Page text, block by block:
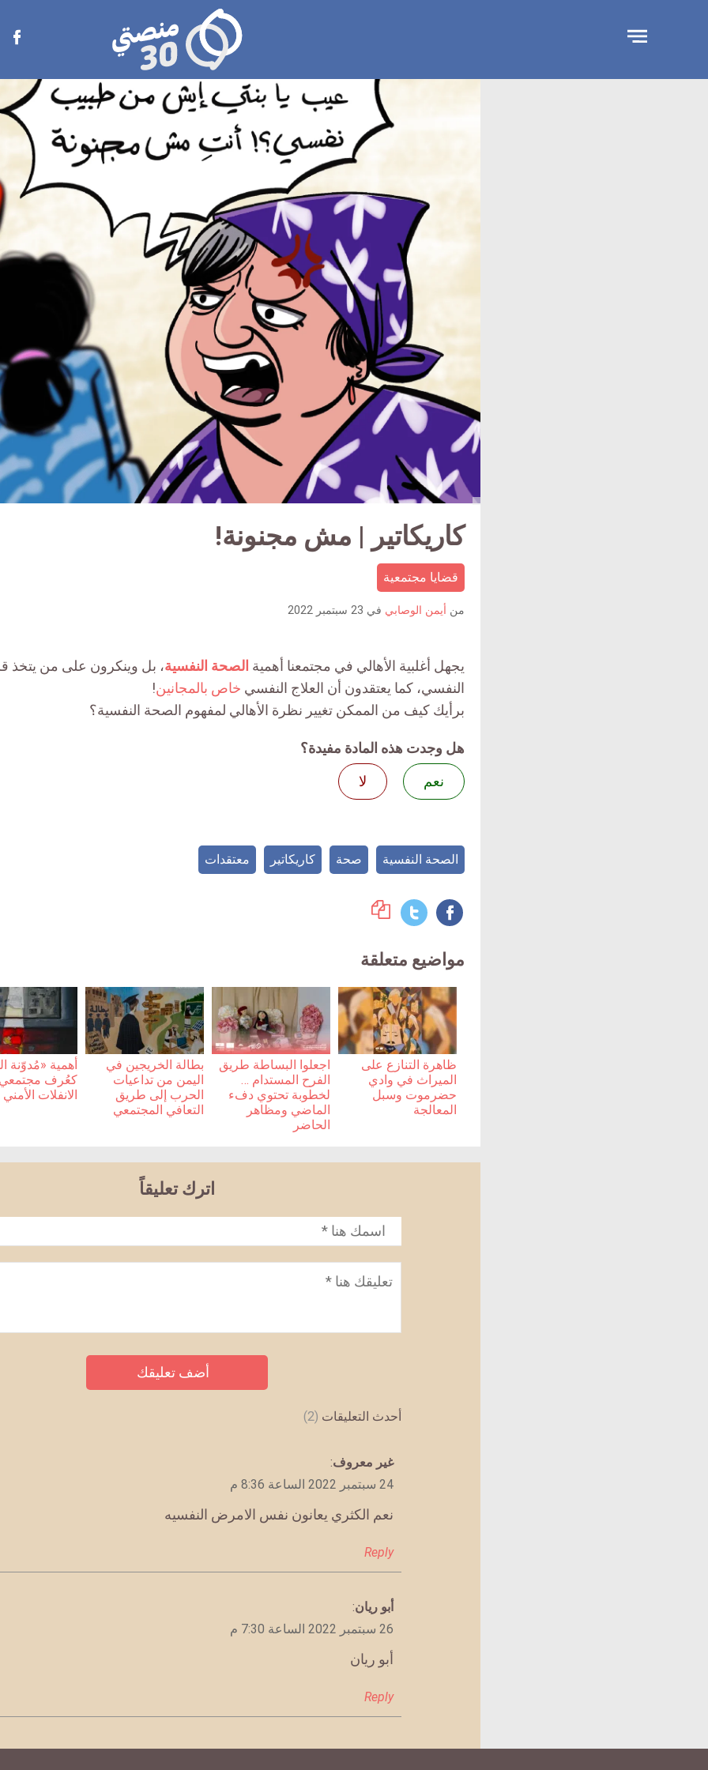
منصتي
30
كاريكاتير | مش مجنونة!
قضايا مجتمعية
من أيمن الوصابي في 23 سبتمبر 2022
يجهل أغلبية الأهالي في مجتمعنا أهمية الصحة النفسية، بل وينكرون على من يتخذ
النفسي، كما يعتقدون أن العلاج النفسي خاص بالمجانين!
برأيك كيف من الممكن تغيير نظرة الأهالي لمفهوم الصحة النفسية؟
هل وجدت هذه المادة مفيدة؟
نعم
لا
الصحة النفسية صحة كاريكاتير معتقدات
مواضيع متعلقة
ظاهرة التنازع على
الميراث في وادي
حضرموت وسبل
المعالجة
اجعلوا البساطة طريق
الفرح المستدام …
لخطوبة تحتوي دفء
الماضي ومظاهر
الحاضر
بطالة الخريجين في
اليمن من تداعيات
الحرب إلى طريق
التعافي المجتمعي
أهمية «مُدوّنة
كعُرف مجتمعي
الانفلات الأمني
اترك تعليقاً
الاسم *
تعليق
أحدث التعليقات (2)
يقول
غير معروف:
24 سبتمبر 2022 الساعة 8:36 م
نعم الكثري يعانون نفس الامرض النفسيه
Reply
يقول
أبو ريان:
26 سبتمبر 2022 الساعة 7:30 م
أبو ريان
Reply